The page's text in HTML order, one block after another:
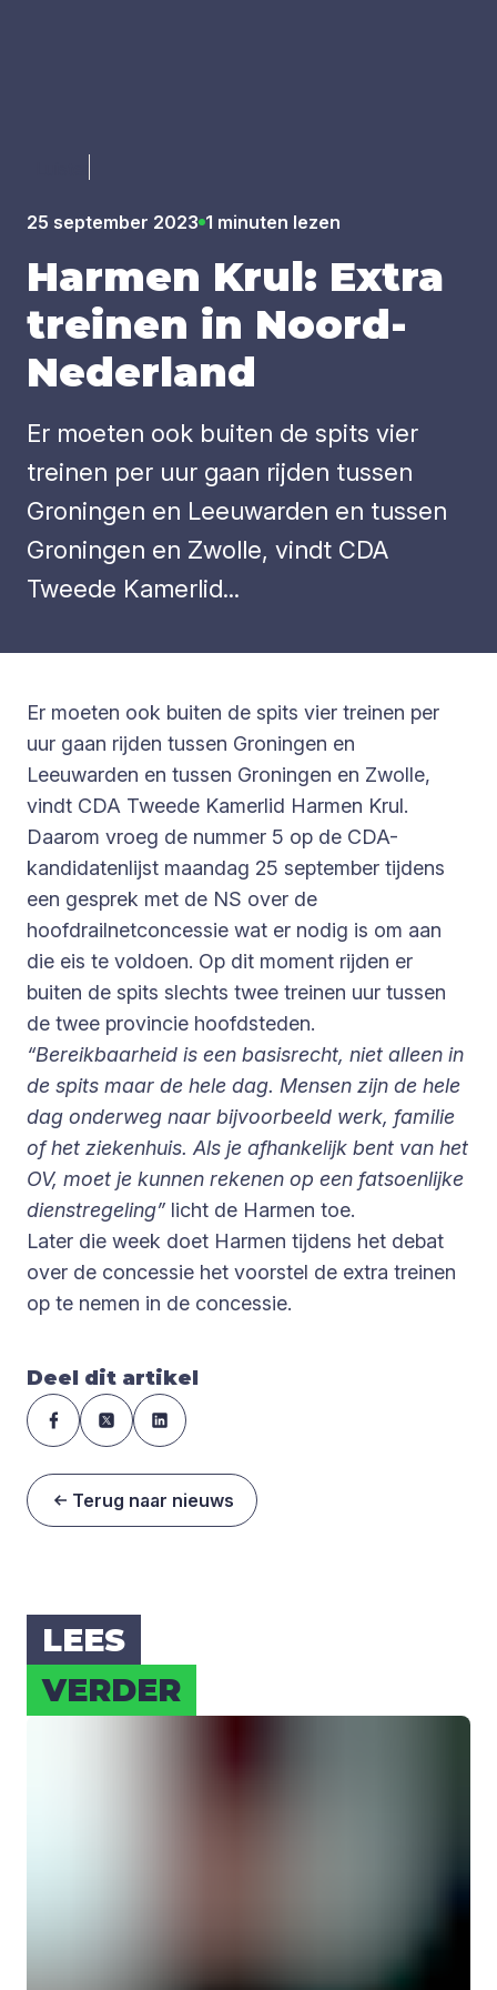
25 september 2023 1 minuten lezen
Har­men Krul: Extra
trei­nen in Noord-
Neder­land
Er moeten ook buiten de spits vier
treinen per uur gaan rijden tussen
Groningen en Leeuwarden en tussen
Groningen en Zwolle, vindt CDA
Tweede Kamerlid...
Er moeten ook buiten de spits vier treinen per
uur gaan rijden tussen Groningen en
Leeuwarden en tussen Groningen en Zwolle,
vindt CDA Tweede Kamerlid Harmen Krul.
Daarom vroeg de nummer 5 op de CDA-
kandidatenlijst maandag 25 september tijdens
een gesprek met de NS over de
hoofdrailnetconcessie wat er nodig is om aan
die eis te voldoen. Op dit moment rijden er
buiten de spits slechts twee treinen uur tussen
de twee provincie hoofdsteden.
“Bereikbaarheid is een basisrecht, niet alleen in
de spits maar de hele dag. Mensen zijn de hele
dag onderweg naar bijvoorbeeld werk, familie
of het ziekenhuis. Als je afhankelijk bent van het
OV, moet je kunnen rekenen op een fatsoenlijke
dienstregeling” licht de Harmen toe.
Later die week doet Harmen tijdens het debat
over de concessie het voorstel de extra treinen
op te nemen in de concessie.
Deel dit artikel
Terug naar nieuws
LEES
VER­DER